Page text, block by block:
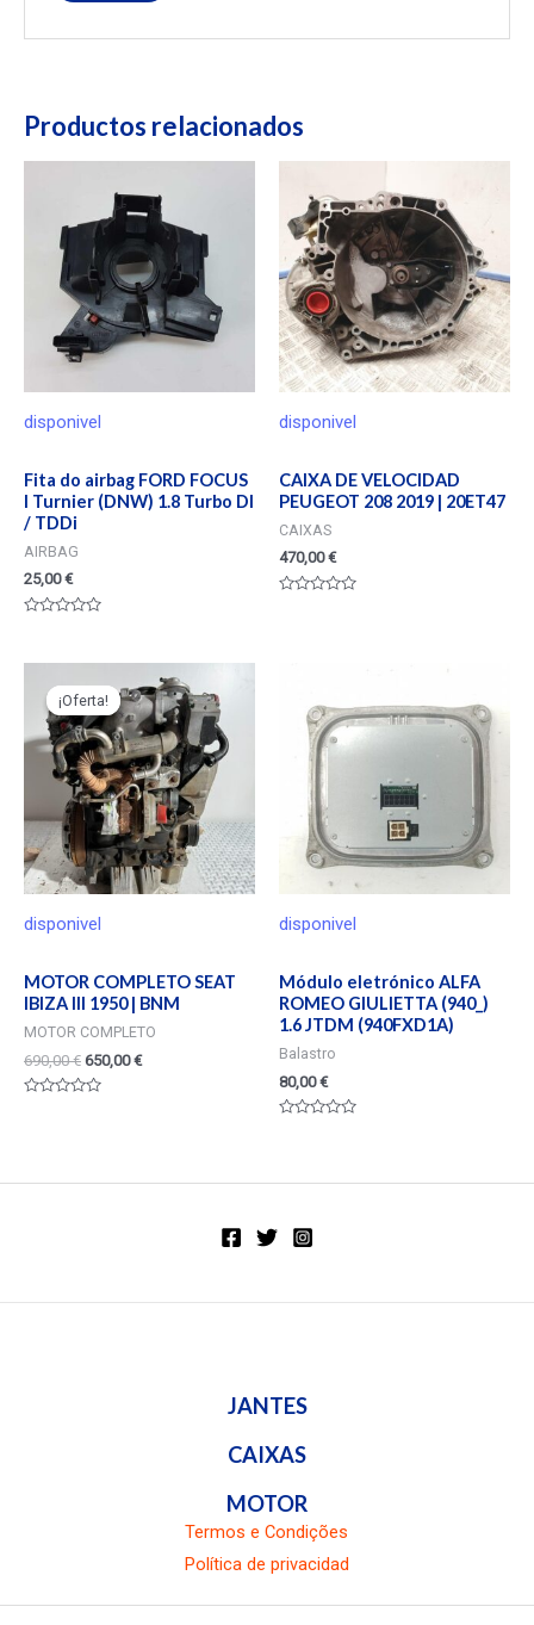
Productos relacionados
disponivel
Fita do airbag FORD FOCUS
I Turnier (DNW) 1.8 Turbo DI
/ TDDi
AIRBAG
25,00€
disponivel
CAIXA DE VELOCIDAD
PEUGEOT 208 2019 | 20ET47
CAIXAS
470,00€
¡Oferta!
disponivel
¡Oferta!
MOTOR COMPLETO SEAT
IBIZA III 1950 | BNM
MOTOR COMPLETO
690,00€ 650,00€
disponivel
Módulo eletrónico ALFA
ROMEO GIULIETTA (940_)
1.6 JTDM (940FXD1A)
Balastro
80,00€
5
JANTES
CAIXAS
MOTOR
Termos e Condições
Política de privacidad